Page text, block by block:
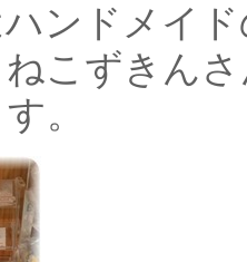
ンドメイ
こずきん
。